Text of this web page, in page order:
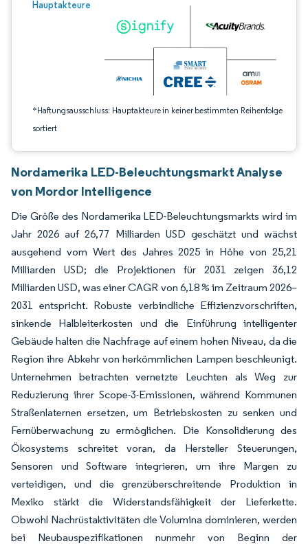
Hauptakteure
*Haftungsausschluss: Hauptakteure in keiner bestimmten Reihenfolge
sortiert
Bild © Mordor Intelligence. Wiederverwendung erfordert Namensnennung
Nordamerika LED-Beleuchtungsmarkt Analyse
von Mordor Intelligence
Die Größe des Nordamerika LED-Beleuchtungsmarkts wird im
Jahr 2026 auf 26,77 Milliarden USD geschätzt und wächst
ausgehend vom Wert des Jahres 2025 in Höhe von 25,21
Milliarden USD; die Projektionen für 2031 zeigen 36,12
Milliarden USD, was einer CAGR von 6,18 % im Zeitraum 2026–
2031 entspricht. Robuste verbindliche Effizienzvorschriften,
sinkende Halbleiterkosten und die Einführung intelligenter
Gebäude halten die Nachfrage auf einem hohen Niveau, da die
Region ihre Abkehr von herkömmlichen Lampen beschleunigt.
Unternehmen betrachten vernetzte Leuchten als Weg zur
Reduzierung ihrer Scope-3-Emissionen, während Kommunen
Straßenlaternen ersetzen, um Betriebskosten zu senken und
Fernüberwachung zu ermöglichen. Die Konsolidierung des
Ökosystems schreitet voran, da Hersteller Steuerungen,
Sensoren und Software integrieren, um ihre Margen zu
verteidigen, und die grenzüberschreitende Produktion in
Mexiko stärkt die Widerstandsfähigkeit der Lieferkette.
Obwohl Nachrüstaktivitäten die Volumina dominieren, werden
bei Neubauspezifikationen nunmehr von Beginn der